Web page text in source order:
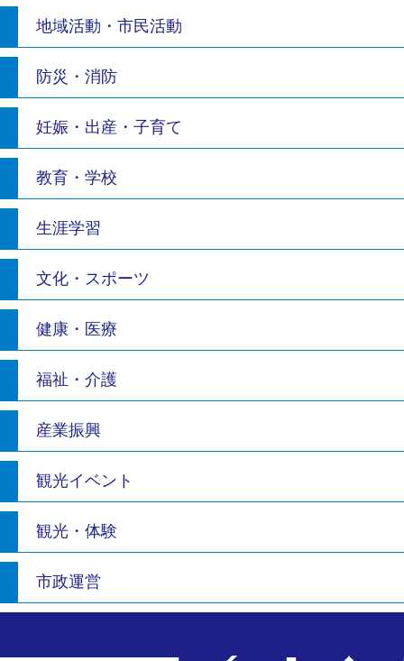
地域活動・市民活動
防災・消防
妊娠・出産・子育て
教育・学校
生涯学習
文化・スポーツ
健康・医療
福祉・介護
産業振興
観光イベント
観光・体験
市政運営